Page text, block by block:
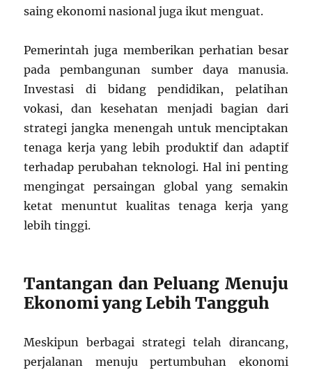
saing ekonomi nasional juga ikut menguat.
Pemerintah juga memberikan perhatian besar
pada pembangunan sumber daya manusia.
Investasi di bidang pendidikan, pelatihan
vokasi, dan kesehatan menjadi bagian dari
strategi jangka menengah untuk menciptakan
tenaga kerja yang lebih produktif dan adaptif
terhadap perubahan teknologi. Hal ini penting
mengingat persaingan global yang semakin
ketat menuntut kualitas tenaga kerja yang
lebih tinggi.
Tantangan dan Peluang Menuju
Ekonomi yang Lebih Tangguh
Meskipun berbagai strategi telah dirancang,
perjalanan menuju pertumbuhan ekonomi